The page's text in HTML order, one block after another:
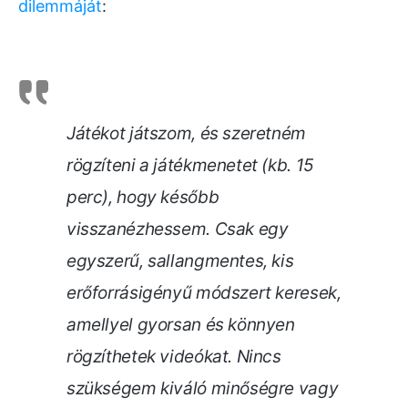
dilemmáját:
Játékot játszom, és szeretném
rögzíteni a játékmenetet (kb. 15
perc), hogy később
visszanézhessem. Csak egy
egyszerű, sallangmentes, kis
erőforrásigényű módszert keresek,
amellyel gyorsan és könnyen
rögzíthetek videókat. Nincs
szükségem kiváló minőségre vagy